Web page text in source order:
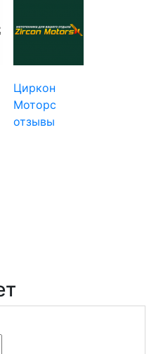
Циркон
Моторс
отзывы